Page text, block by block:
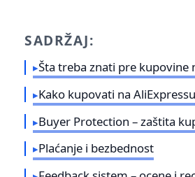
SADRŽAJ:
Šta treba znati pre kupovine
Kako kupovati na AliExpressu
Buyer Protection – zaštita
Plaćanje i bezbednost